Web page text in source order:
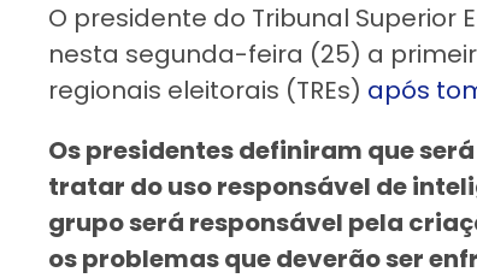
O presidente do Tribunal Superior
nesta segunda-feira (25) a
regionais eleitorais (TREs) após
Os presidentes definiram que
tratar do uso responsável de
grupo será responsável pela
os problemas que deverão ser